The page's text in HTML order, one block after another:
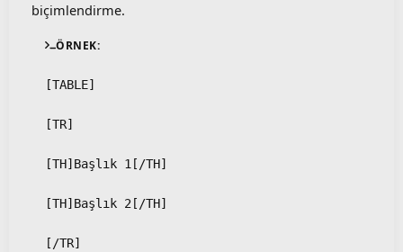
biçimlendirme.
ÖRNEK:
[TABLE]
[TR]
[TH]Başlık 1[/TH]
[TH]Başlık 2[/TH]
[/TR]